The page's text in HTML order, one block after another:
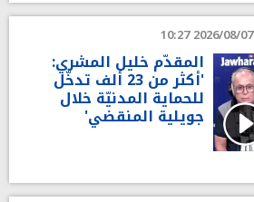
2026/08/07 10:27
المقدّم خليل المشري:
'أكثر من 23 ألف تدخّل
للحماية المدنيّة خلال
جويلية المنقضي'